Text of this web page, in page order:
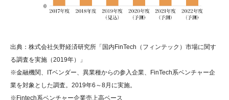
出典：株式会社矢野経済研究所「国内FinTech（フィンテック）市場に関す
る調査を実施（2019年）」
※金融機関、ITベンダー、異業種からの参入企業、FinTech系ベンチャー企
業を対象とした調査。2019年6～8月に実施。
※Fintech系ベンチャー企業売上高ベース